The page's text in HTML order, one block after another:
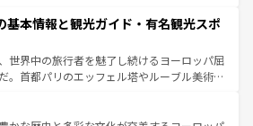
イタリアで、忘れられない旅をしてみよう！
イタリア情報は
この国では、情熱的なフラメンコ、熱気あふ
して美味しいタパスが生活の一部となってい
リードの洗練された雰囲気や、バルセロナの
た街角から、地方では古代ローマ遺跡や中世
よって風土や気候が異なるスペインはその個
性で訪れる人を魅了する。 なお、新着のスペイン情報は コ
基本情報と観光ガイド・有名観光スポ
世界中の旅行者を魅了し続けるヨーロッパ屈
。首都パリのエッフェル塔やルーブル美術館
力が詰まっている。華麗な宮殿、歴史的な大